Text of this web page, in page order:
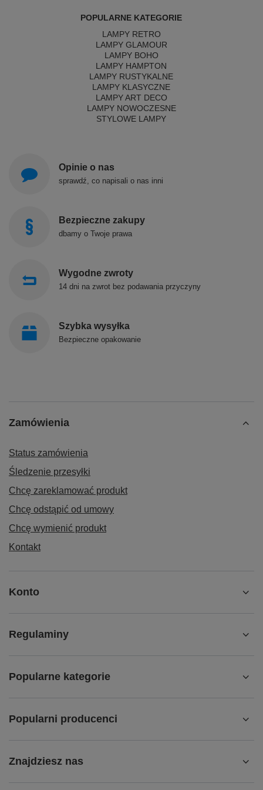
POPULARNE KATEGORIE
LAMPY RETRO
LAMPY GLAMOUR
LAMPY BOHO
LAMPY HAMPTON
LAMPY RUSTYKALNE
LAMPY KLASYCZNE
LAMPY ART DECO
LAMPY NOWOCZESNE
STYLOWE LAMPY
Opinie o nas
sprawdź, co napisali o nas inni
Bezpieczne zakupy
dbamy o Twoje prawa
Wygodne zwroty
14 dni na zwrot bez podawania przyczyny
Szybka wysyłka
Bezpieczne opakowanie
Zamówienia
Status zamówienia
Śledzenie przesyłki
Chcę zareklamować produkt
Chcę odstąpić od umowy
Chcę wymienić produkt
Kontakt
Konto
Regulaminy
Popularne kategorie
Popularni producenci
Znajdziesz nas